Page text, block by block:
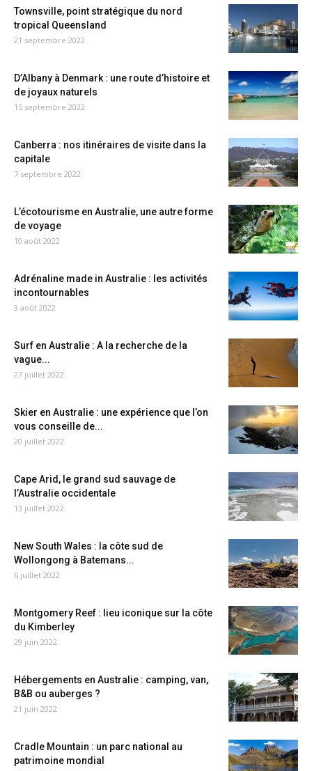
Townsville, point stratégique du nord
tropical Queensland
21 septembre 2022
D’Albany à Denmark : une route d’histoire et
de joyaux naturels
15 septembre 2022
Canberra : nos itinéraires de visite dans la
capitale
7 septembre 2022
L’écotourisme en Australie, une autre forme
de voyage
10 août 2022
Adrénaline made in Australie : les activités
incontournables
3 août 2022
Surf en Australie : A la recherche de la
vague...
27 juillet 2022
Skier en Australie : une expérience que l’on
vous conseille de...
20 juillet 2022
Cape Arid, le grand sud sauvage de
l’Australie occidentale
13 juillet 2022
New South Wales : la côte sud de
Wollongong à Batemans...
6 juillet 2022
Montgomery Reef : lieu iconique sur la côte
du Kimberley
29 juin 2022
Hébergements en Australie : camping, van,
B&B ou auberges ?
21 juin 2022
Cradle Mountain : un parc national au
patrimoine mondial